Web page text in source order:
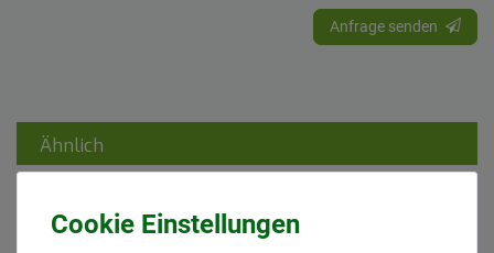
Anfrage senden
Ähnlich